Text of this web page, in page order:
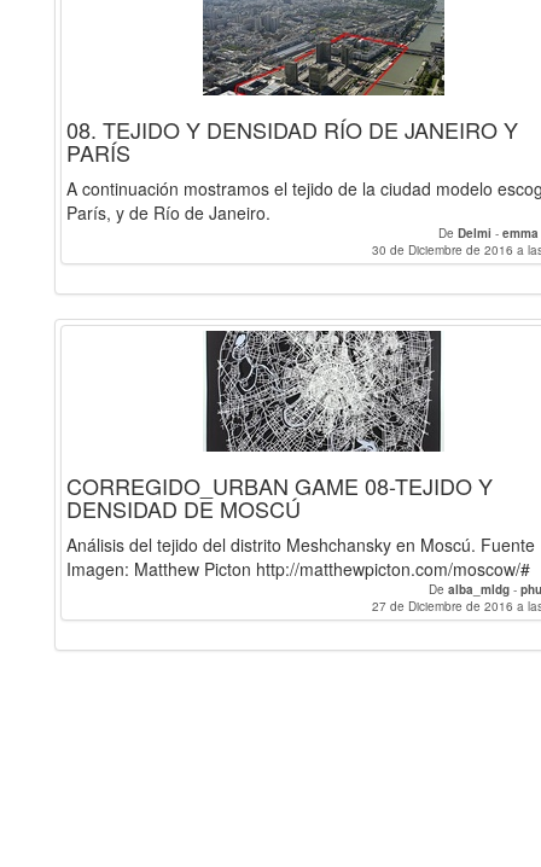
08. TEJIDO Y DENSIDAD RÍO DE JANEIRO Y
PARÍS
A continuación mostramos el tejido de la ciudad modelo
París, y de Río de Janeiro.
De Delmi - emma
30 de Diciembre de 2016 a
CORREGIDO_URBAN GAME 08-TEJIDO Y
DENSIDAD DE MOSCÚ
Análisis del tejido del distrito Meshchansky en Moscú. Fuente
Imagen: Matthew Picton http://matthewpicton.com/moscow/#
De alba_mldg -
27 de Diciembre de 2016 a